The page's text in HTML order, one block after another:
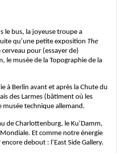
le bus, la joyeuse troupe a
qu’une petite exposition The
pour (essayer de)
le musée de la Topographie de la
à Berlin avant et après la Chute du
des Larmes (bâtiment où les
musée technique allemand.
de Charlottenburg, le Ku’Damm,
Et comme notre énergie
debout : l’East Side Gallery.